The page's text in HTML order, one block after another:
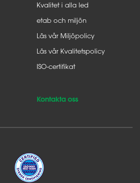
Kvalitet i alla led
etab och miljön
Läs vår Miljöpolicy
Läs vår Kvalitetspolicy
ISO-certifikat
Kontakta oss